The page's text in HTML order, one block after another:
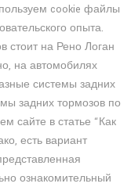
cookie файлы
опыта.
стоит на Рено Логан
на автомобилях
системы задних
задних тормозов по
сайте в статье “Как
есть вариант
ознакомительный